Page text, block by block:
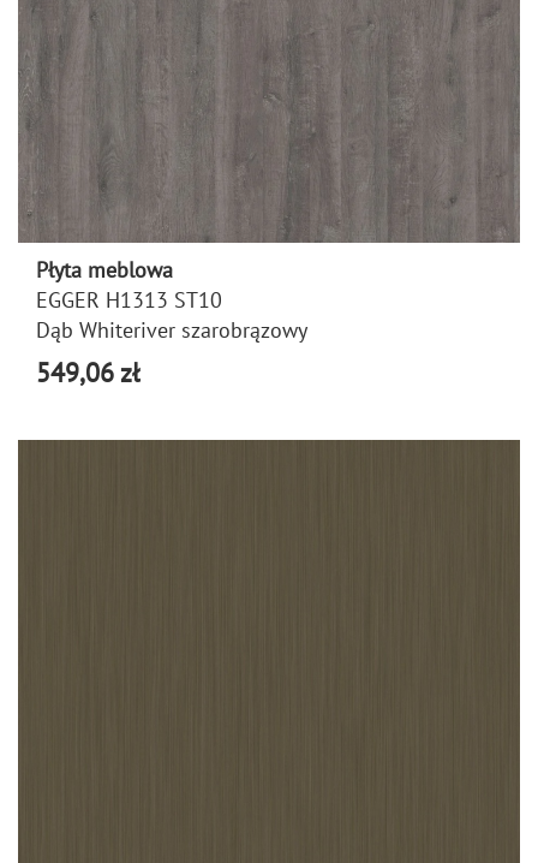
Płyta meblowa
EGGER H1313 ST10
Dąb Whiteriver szarobrązowy
549,06 zł